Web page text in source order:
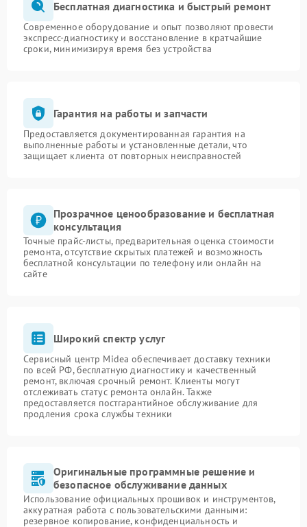
Бесплатная диагностика и быстрый ремонт
Современное оборудование и опыт позволяют провести
экспресс-диагностику и восстановление в кратчайшие
сроки, минимизируя время без устройства
Гарантия на работы и запчасти
Предоставляется документированная гарантия на
выполненные работы и установленные детали, что
защищает клиента от повторных неисправностей
Прозрачное ценообразование и бесплатная
консультация
Точные прайс-листы, предварительная оценка стоимости
ремонта, отсутствие скрытых платежей и возможность
бесплатной консультации по телефону или онлайн на
сайте
Широкий спектр услуг
Сервисный центр Midea обеспечивает доставку техники
по всей РФ, бесплатную диагностику и качественный
ремонт, включая срочный ремонт. Клиенты могут
отслеживать статус ремонта онлайн. Также
предоставляется постгарантийное обслуживание для
продления срока службы техники
Оригинальные программные решение и
безопасное обслуживание данных
Использование официальных прошивок и инструментов,
аккуратная работа с пользовательскими данными:
резервное копирование, конфиденциальность и